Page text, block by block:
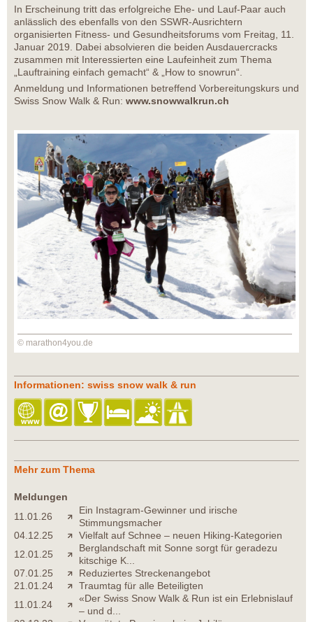
In Erscheinung tritt das erfolgreiche Ehe- und Lauf-Paar auch
anlässlich des ebenfalls von den SSWR-Ausrichtern
organisierten Fitness- und Gesundheitsforums vom Freitag, 11.
Januar 2019. Dabei absolvieren die beiden Ausdauercracks
zusammen mit Interessierten eine Laufeinheit zum Thema
„Lauftraining einfach gemacht“ & „How to snowrun“.
Anmeldung und Informationen betreffend Vorbereitungskurs und
Swiss Snow Walk & Run: www.snowwalkrun.ch
© marathon4you.de
Informationen: swiss snow walk & run
Mehr zum Thema
Meldungen
11.01.26
Ein Instagram-Gewinner und irische
Stimmungsmacher
04.12.25
Vielfalt auf Schnee – neuen Hiking-Kategorien
12.01.25
Berglandschaft mit Sonne sorgt für geradezu
kitschige K...
07.01.25
Reduziertes Streckenangebot
21.01.24
Traumtag für alle Beteiligten
11.01.24
«Der Swiss Snow Walk & Run ist ein Erlebnislauf
– und d...